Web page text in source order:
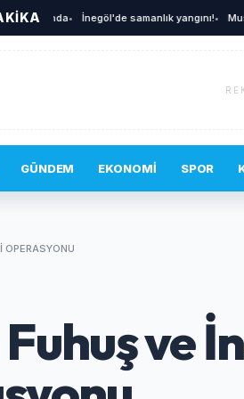
İnegöl'de samanlık yangını!•
GÜNDEM EKONOMI SPOR
OPERASYONU
ve